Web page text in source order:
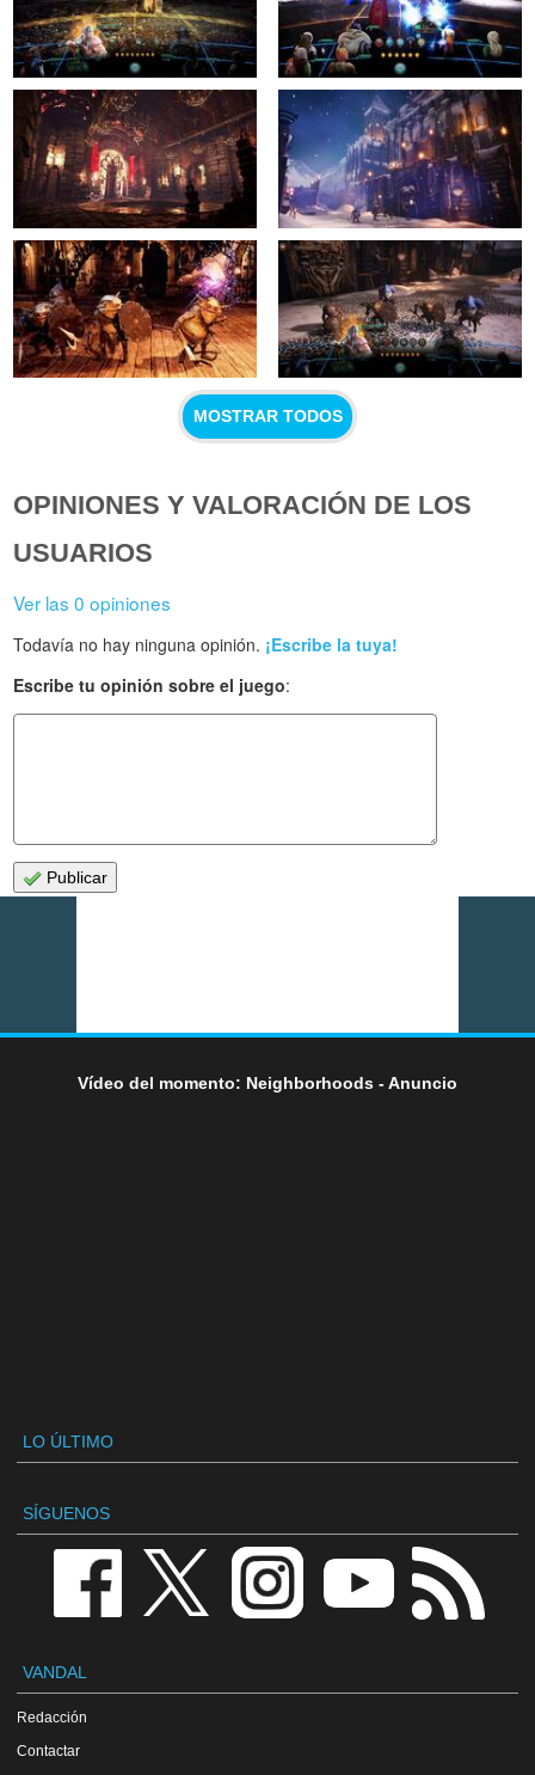
MOSTRAR TODOS
OPINIONES Y VALORACIÓN DE LOS
USUARIOS
Ver las 0 opiniones
Todavía no hay ninguna opinión. ¡Escribe la tuya!
Escribe tu opinión sobre el juego:
Publicar
Vídeo del momento: Neighborhoods - Anuncio
LO ÚLTIMO
SÍGUENOS
VANDAL
Redacción
Contactar